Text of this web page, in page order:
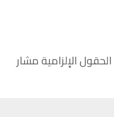
الحقول الإلزامية مشار